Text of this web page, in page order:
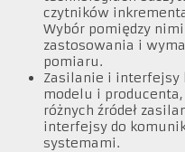
czytników
Wybór pomiędzy
zastosowania i
pomiaru.
Zasilanie i interfejsy
modelu i
różnych źródeł
interfejsy do
systemami.